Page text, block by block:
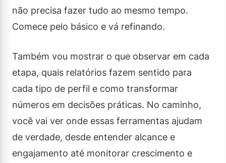
não precisa fazer tudo ao mesmo tempo.
Comece pelo básico e vá refinando.
Também vou mostrar o que observar em cada
etapa, quais relatórios fazem sentido para
cada tipo de perfil e como transformar
números em decisões práticas. No caminho,
você vai ver onde essas ferramentas ajudam
de verdade, desde entender alcance e
engajamento até monitorar crescimento e